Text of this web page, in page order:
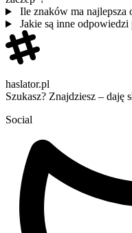
Ile znaków ma najlepsza
Jakie są inne odpowiedzi
haslator.pl
Szukasz? Znajdziesz – daję
Social